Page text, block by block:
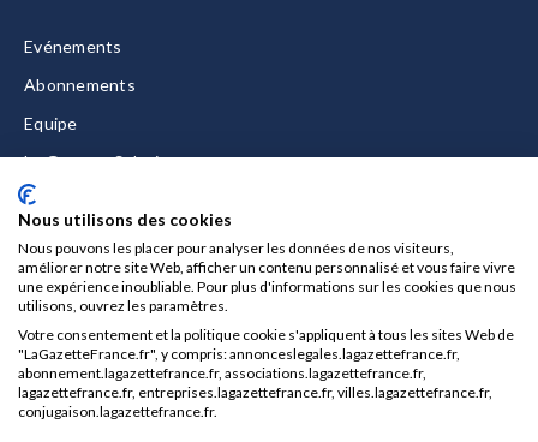
Evénements
Abonnements
Equipe
La Gazette Solutions
Nous contacter
Mentions légales
CGU/CGV
Données personnelles
Nous utilisons des cookies
Nous pouvons les placer pour analyser les données de nos visiteurs,
améliorer notre site Web, afficher un contenu personnalisé et vous faire vivre
une expérience inoubliable. Pour plus d'informations sur les cookies que nous
utilisons, ouvrez les paramètres.
Votre consentement et la politique cookie s'appliquent à tous les sites Web de
"LaGazetteFrance.fr", y compris: annonceslegales.lagazettefrance.fr,
abonnement.lagazettefrance.fr, associations.lagazettefrance.fr,
lagazettefrance.fr, entreprises.lagazettefrance.fr, villes.lagazettefrance.fr,
conjugaison.lagazettefrance.fr.